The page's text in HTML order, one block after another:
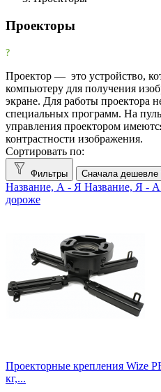
Фильтры
Очистить
Фильтр
BenQ 1
Brateck 4
Digital Projection 1
InFocus 6
LG 1
NEC 9
Optoma 31
SMART 1
Световой поток
1000 лм 1
12000 лм 1
2000 лм 1
3600 лм 3
Проекторы
Проектор — это устройство,
компьютеру для получения
экране. Для работы проектора
специальных программ. На
управления проектором
контрастности изображения.
Сортировать по:
Фильтры Сначала дешевле
Название, А - Я Название, Я - А
дороже
Проекторные крепления Wize
кг,...